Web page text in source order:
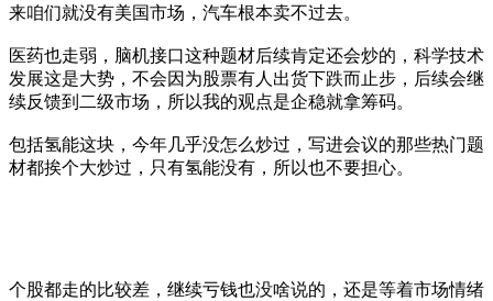
来咱们就没有美国市场，汽车根本卖不过去。
医药也走弱，脑机接口这种题材后续肯定还会炒的，科学技术
发展这是大势，不会因为股票有人出货下跌而止步，后续会继
续反馈到二级市场，所以我的观点是企稳就拿筹码。
包括氢能这块，今年几乎没怎么炒过，写进会议的那些热门题
材都挨个大炒过，只有氢能没有，所以也不要担心。
个股都走的比较差，继续亏钱也没啥说的，还是等着市场情绪